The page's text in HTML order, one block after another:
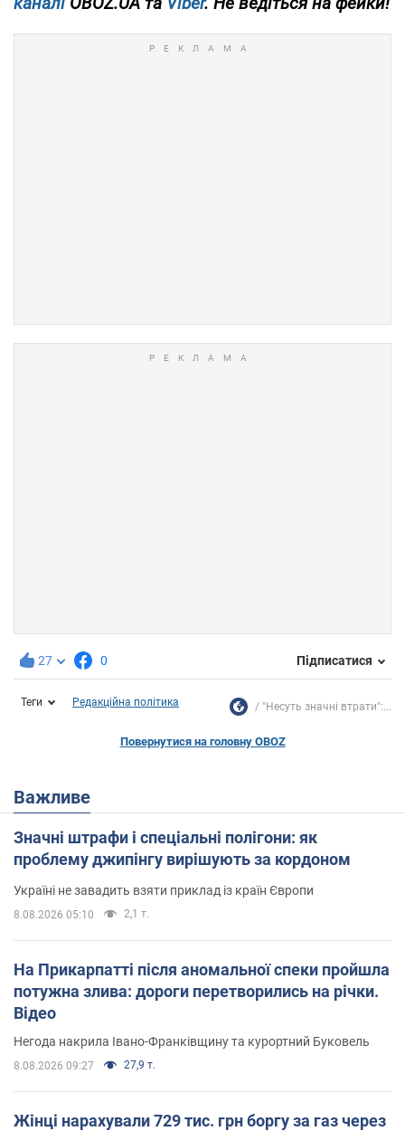
27 0 Підписатися
Теги Редакційна політика "Несуть значні втрати":...
Повернутися на головну OBOZ
Важливе
Значні штрафи і спеціальні полігони: як
проблему джипінгу вирішують за кордоном
Україні не завадить взяти приклад із країн Європи
8.08.2026 05:10 2,1 т.
На Прикарпатті після аномальної спеки пройшла
потужна злива: дороги перетворились на річки.
Відео
Негода накрила Івано-Франківщину та курортний Буковель
8.08.2026 09:27 27,9 т.
Жінці нарахували 729 тис. грн боргу за газ через